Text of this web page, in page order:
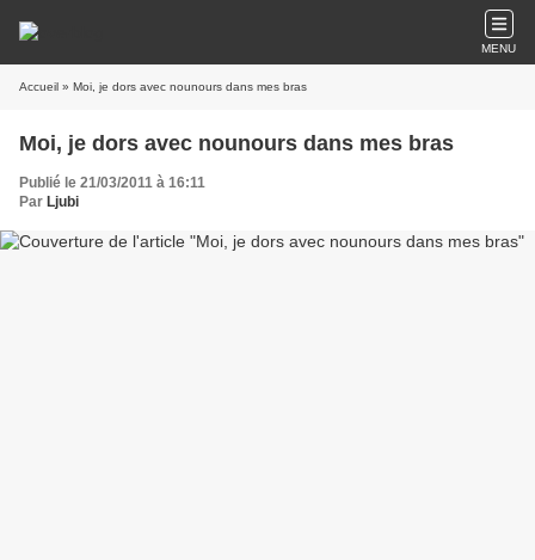
MENU
Accueil » Moi, je dors avec nounours dans mes bras
Moi, je dors avec nounours dans mes bras
Publié le 21/03/2011 à 16:11
Par Ljubi